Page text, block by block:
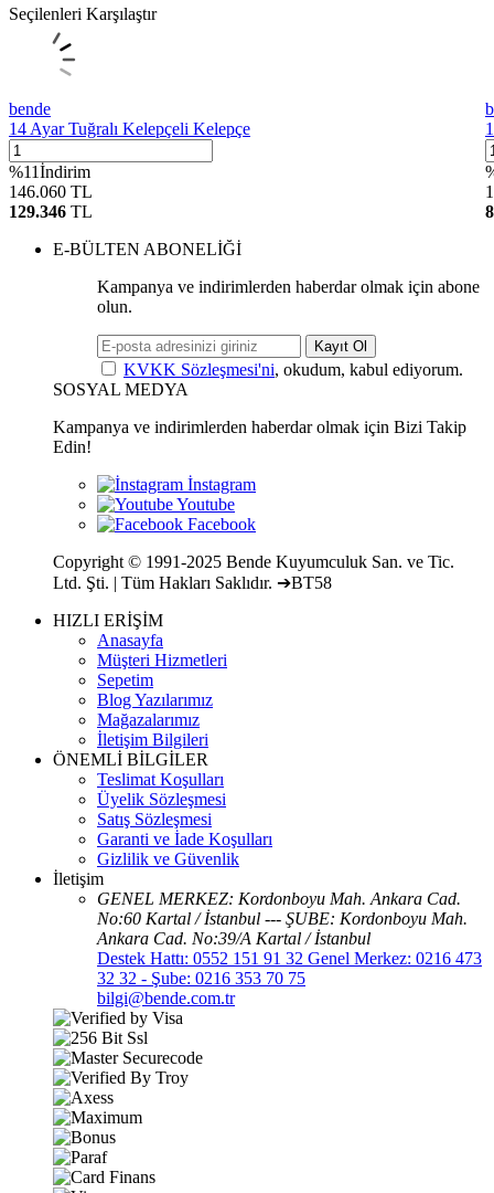
Seçilenleri Karşılaştır
bende
14 Ayar Tuğralı Kelepçeli Kelepçe
%11İndirim
146.060 TL
129.346 TL
E-BÜLTEN ABONELİĞİ
Kampanya ve indirimlerden haberdar olmak için abone
olun.
Kayıt Ol
KVKK Sözleşmesi'ni, okudum, kabul ediyorum.
SOSYAL MEDYA
Kampanya ve indirimlerden haberdar olmak için Bizi Takip
Edin!
Copyright © 1991-2025 Bende Kuyumculuk San. ve Tic.
Ltd. Şti. | Tüm Hakları Saklıdır. ➔BT58
HIZLI ERİŞİM
Anasayfa
Müşteri Hizmetleri
Sepetim
Blog Yazılarımız
Mağazalarımız
İletişim Bilgileri
ÖNEMLİ BİLGİLER
Teslimat Koşulları
Üyelik Sözleşmesi
Satış Sözleşmesi
Garanti ve İade Koşulları
Gizlilik ve Güvenlik
İletişim
GENEL MERKEZ: Kordonboyu Mah. Ankara Cad.
No:60 Kartal / İstanbul --- ŞUBE: Kordonboyu Mah.
Ankara Cad. No:39/A Kartal / İstanbul
Destek Hattı: 0552 151 91 32 Genel Merkez: 0216 473
32 32 - Şube: 0216 353 70 75
bilgi@bende.com.tr